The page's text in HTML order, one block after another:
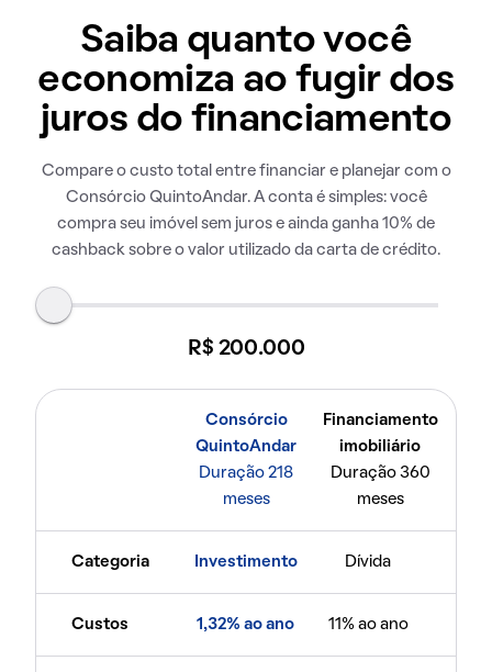
Saiba quanto você
economiza ao fugir dos
juros do financiamento
Compare o custo total entre financiar e planejar com o
Consórcio QuintoAndar. A conta é simples: você
compra seu imóvel sem juros e ainda ganha 10% de
cashback sobre o valor utilizado da carta de crédito.
R$ 200.000
Consórcio
QuintoAndar
Duração 218
meses
Financiamento
imobiliário
Duração 360
meses
Categoria Investimento Dívida
Custos 1,32% ao ano 11% ao ano